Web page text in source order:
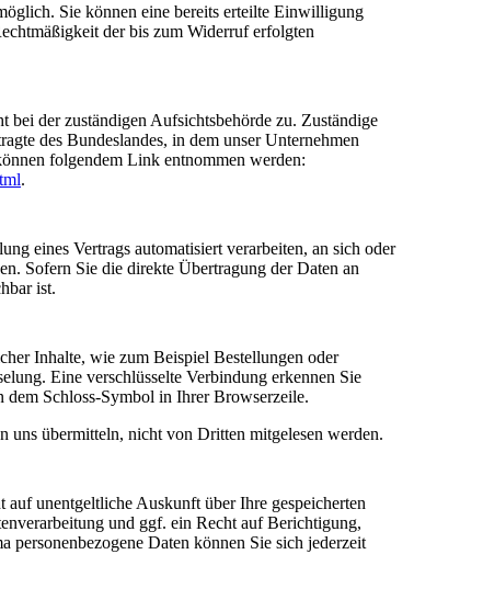
Sie können eine bereits erteilte Einwilligung
der bis zum Widerruf erfolgten
bei der zuständigen Aufsichtsbehörde zu. Zuständige
des Bundeslandes, in dem unser Unternehmen
folgendem Link entnommen werden:
.
eines Vertrags automatisiert verarbeiten, an sich oder
Sofern Sie die direkte Übertragung der Daten an
ist.
Inhalte, wie zum Beispiel Bestellungen oder
Eine verschlüsselte Verbindung erkennen Sie
dem Schloss-Symbol in Ihrer Browserzeile.
uns übermitteln, nicht von Dritten mitgelesen werden.
auf unentgeltliche Auskunft über Ihre gespeicherten
und ggf. ein Recht auf Berichtigung,
Daten können Sie sich jederzeit